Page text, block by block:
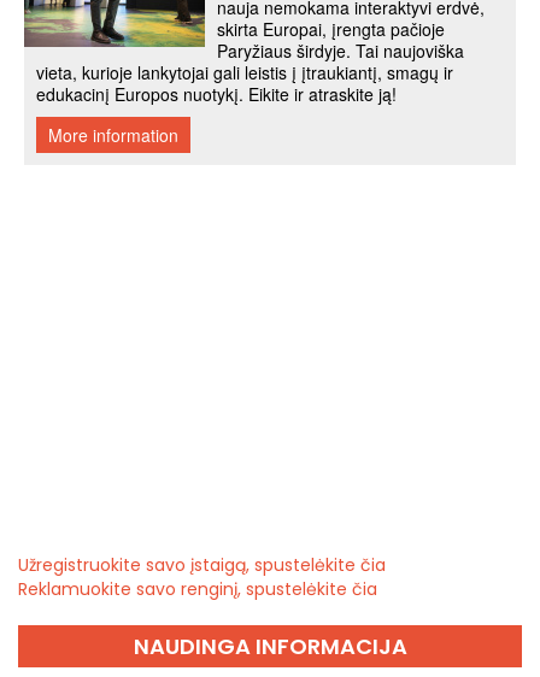
Užregistruokite savo įstaigą, spustelėkite čia
Reklamuokite savo renginį, spustelėkite čia
NAUDINGA INFORMACIJA